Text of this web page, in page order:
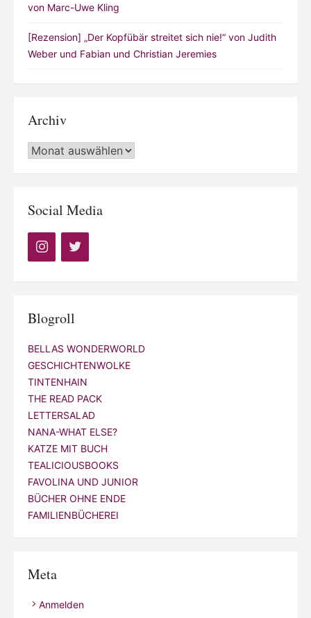
von Marc-Uwe Kling
[Rezension] „Der Kopfübär streitet sich nie!“ von Judith
Weber und Fabian und Christian Jeremies
Archiv
Archiv
Social Media
Blogroll
BELLAS WONDERWORLD
GESCHICHTENWOLKE
TINTENHAIN
THE READ PACK
LETTERSALAD
NANA-WHAT ELSE?
KATZE MIT BUCH
TEALICIOUSBOOKS
FAVOLINA UND JUNIOR
BÜCHER OHNE ENDE
FAMILIENBÜCHEREI
Meta
Anmelden